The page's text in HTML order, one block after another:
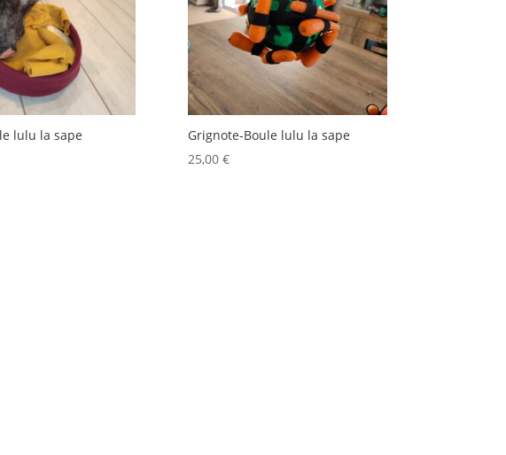
lulu la sape
Grignote-Boule lulu la sape
25,00€